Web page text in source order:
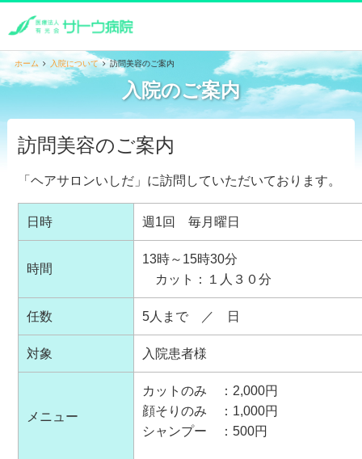
ホーム 入院について 訪問美容のご案内
入院のご案内
訪問美容のご案内
「ヘアサロンいしだ」に訪問していただいております。
日時 週1回 毎月曜日
時間
13時～15時30分
カット：１人３０分
任数 5人まで ／ 日
対象 入院患者様
メニュー
カットのみ ：2,000円
顔そりのみ ：1,000円
シャンプー ：500円